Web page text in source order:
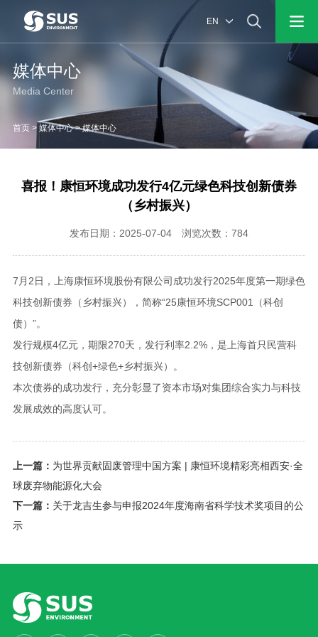
EN
媒体中心
Media Center
首页> 媒体中心>媒体中心
喜报！康恒环境成功发行4亿元绿色科技创新债券
（乡村振兴）
发布日期：2025-07-04 浏览次数：784
7月2日，上海康恒环境股份有限公司成功发行2025年度第一期绿色
科技创新债券（乡村振兴），简称“25康恒环境SCP001（科创
债）”。
发行规模4亿元，期限270天，发行利率2.2%，是上海首只民营科
技创新债券（科创+绿色+乡村振兴）。
本次债券的成功发行，充分彰显了资本市场对集团综合实力与科技
发展成效的高度认可。
上一篇： 为世界贡献固废管理中国方案 | 康恒环境精彩亮相西安·全
球废弃物能源化大会
下一篇： 关于龙吉生参与申报2024年度海南省科学技术奖项目的公
示